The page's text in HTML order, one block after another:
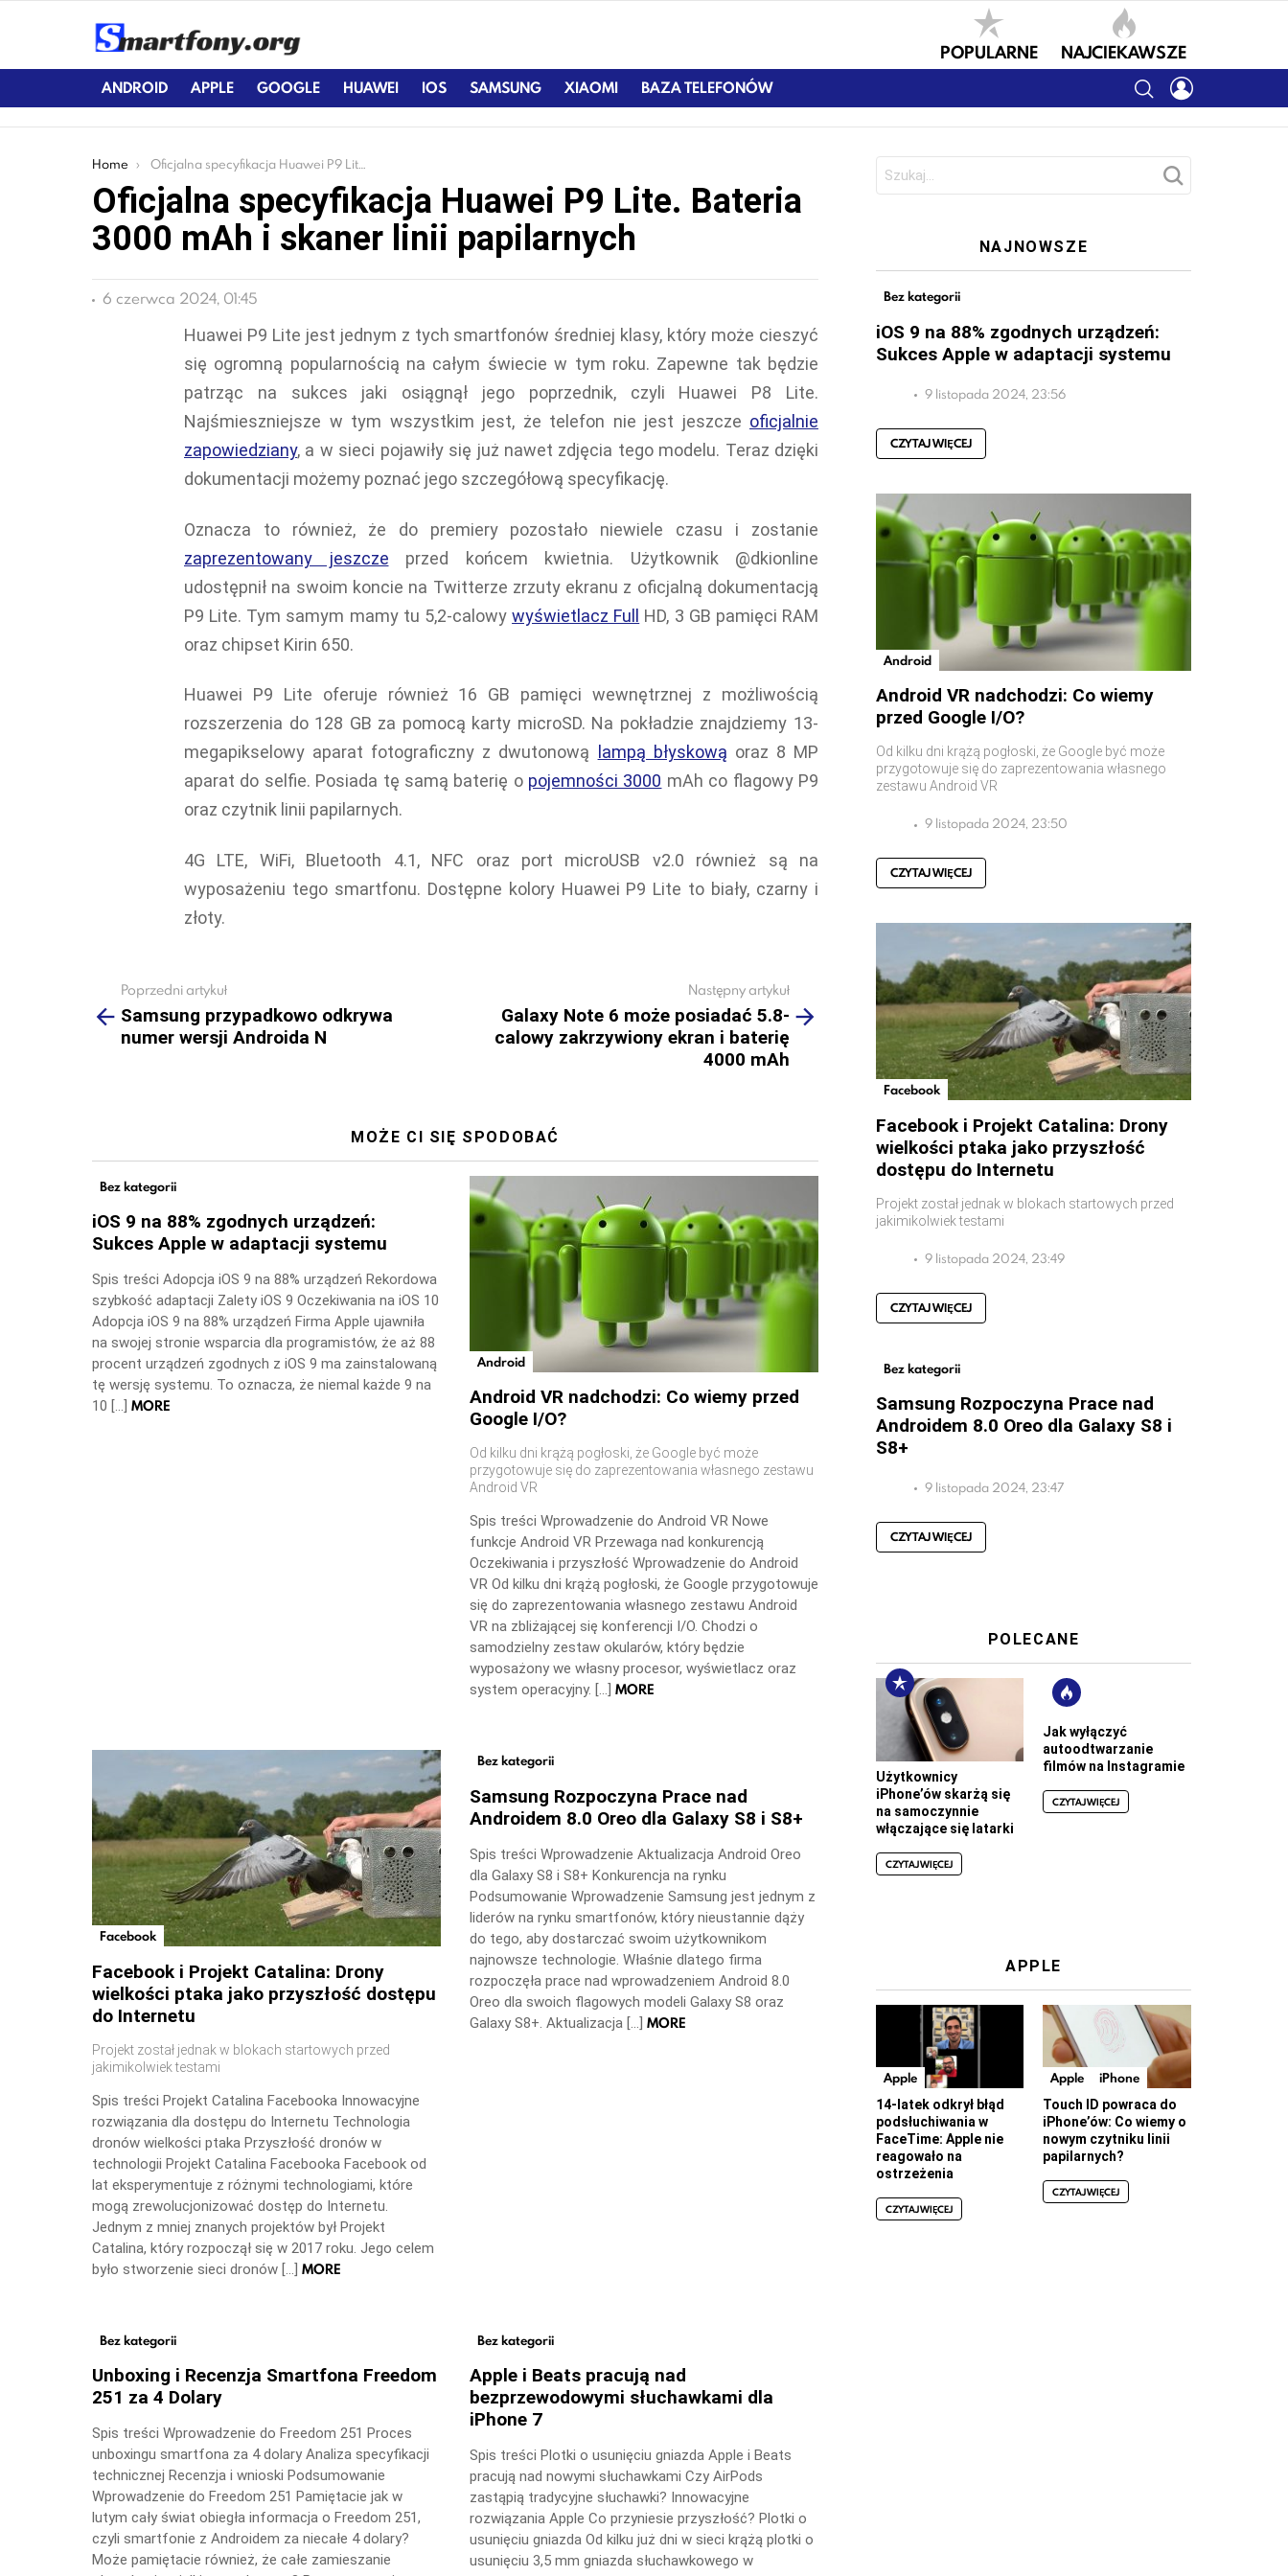
POPULARNE NAJCIEKAWSZE
ANDROID APPLE GOOGLE HUAWEI IOS SAMSUNG XIAOMI BAZA TELEFONÓW SEARCH
You are here:
Home Oficjalna specyfikacja Huawei P9 Lite. Bateria 3000 mAh i skaner linii papilarnych
Oficjalna specyfikacja Huawei P9 Lite. Bateria
3000 mAh i skaner linii papilarnych
6 czerwca 2024, 01:45
Huawei P9 Lite jest jednym z tych smartfonów średniej klasy, który może cieszyć
się ogromną popularnością na całym świecie w tym roku. Zapewne tak będzie
patrząc na sukces jaki osiągnął jego poprzednik, czyli Huawei P8 Lite.
Najśmieszniejsze w tym wszystkim jest, że telefon nie jest jeszcze oficjalnie
zapowiedziany, a w sieci pojawiły się już nawet zdjęcia tego modelu. Teraz dzięki
dokumentacji możemy poznać jego szczegółową specyfikację.
Oznacza to również, że do premiery pozostało niewiele czasu i zostanie
zaprezentowany jeszcze przed końcem kwietnia. Użytkownik @dkionline
udostępnił na swoim koncie na Twitterze zrzuty ekranu z oficjalną dokumentacją
P9 Lite. Tym samym mamy tu 5,2-calowywyświetlacz Full HD, 3 GB pamięci RAM
oraz chipset Kirin 650.
Huawei P9 Lite oferuje również 16 GB pamięci wewnętrznej z możliwością
rozszerzenia do 128 GB za pomocą karty microSD. Na pokładzie znajdziemy 13-
megapikselowy aparat fotograficzny z dwutonową
lampą błyskową oraz 8 MP
aparat do selfie. Posiada tę samą baterię o pojemności 3000 mAh co flagowy P9
oraz czytnik linii papilarnych.
4G LTE, WiFi, Bluetooth 4.1, NFC oraz port microUSB v2.0 również są na
wyposażeniu tego smartfonu. Dostępne kolory Huawei P9 Lite to biały, czarny i
złoty.
more
Poprzedni artykuł
Samsung przypadkowo odkrywa
numer wersji Androida N
Następny artykuł
Galaxy Note 6 może posiadać 5.8-
calowy zakrzywiony ekran i baterię
4000 mAh
MOŻE CI SIĘ SPODOBAĆ
Bez kategorii
iOS 9 na 88% zgodnych urządzeń:
Sukces Apple w adaptacji systemu
Spis treści Adopcja iOS 9 na 88% urządzeń Rekordowa
szybkość adaptacji Zalety iOS 9 Oczekiwania na iOS 10
Adopcja iOS 9 na 88% urządzeń Firma Apple ujawniła
na swojej stronie wsparcia dla programistów, że aż 88
procent urządzeń zgodnych z iOS 9 ma zainstalowaną
tę wersję systemu. To oznacza, że niemal każde 9 na
10 […] MORE
Android
Android VR nadchodzi: Co wiemy przed
Google I/O?
Od kilku dni krążą pogłoski, że Google być może
przygotowuje się do zaprezentowania własnego zestawu
Android VR
Spis treści Wprowadzenie do Android VR Nowe
funkcje Android VR Przewaga nad konkurencją
Oczekiwania i przyszłość Wprowadzenie do Android
VR Od kilku dni krążą pogłoski, że Google przygotowuje
się do zaprezentowania własnego zestawu Android
VR na zbliżającej się konferencji I/O. Chodzi o
samodzielny zestaw okularów, który będzie
wyposażony we własny procesor, wyświetlacz oraz
system operacyjny. […] MORE
Facebook
Facebook i Projekt Catalina: Drony
wielkości ptaka jako przyszłość dostępu
do Internetu
Projekt został jednak w blokach startowych przed
jakimikolwiek testami
Spis treści Projekt Catalina Facebooka Innowacyjne
rozwiązania dla dostępu do Internetu Technologia
dronów wielkości ptaka Przyszłość dronów w
technologii Projekt Catalina Facebooka Facebook od
lat eksperymentuje z różnymi technologiami, które
mogą zrewolucjonizować dostęp do Internetu.
Jednym z mniej znanych projektów był Projekt
Catalina, który rozpoczął się w 2017 roku. Jego celem
było stworzenie sieci dronów […] MORE
Bez kategorii
Samsung Rozpoczyna Prace nad
Androidem 8.0 Oreo dla Galaxy S8 i S8+
Spis treści Wprowadzenie Aktualizacja Android Oreo
dla Galaxy S8 i S8+ Konkurencja na rynku
Podsumowanie Wprowadzenie Samsung jest jednym z
liderów na rynku smartfonów, który nieustannie dąży
do tego, aby dostarczać swoim użytkownikom
najnowsze technologie. Właśnie dlatego firma
rozpoczęła prace nad wprowadzeniem Android 8.0
Oreo dla swoich flagowych modeli Galaxy S8 oraz
Galaxy S8+. Aktualizacja […] MORE
Bez kategorii
Unboxing i Recenzja Smartfona Freedom
251 za 4 Dolary
Spis treści Wprowadzenie do Freedom 251 Proces
unboxingu smartfona za 4 dolary Analiza specyfikacji
technicznej Recenzja i wnioski Podsumowanie
Wprowadzenie do Freedom 251 Pamiętacie jak w
lutym cały świat obiegła informacja o Freedom 251,
czyli smartfonie z Androidem za niecałe 4 dolary?
Może pamiętacie również, że całe zamieszanie
Bez kategorii
Apple i Beats pracują nad
bezprzewodowymi słuchawkami dla
iPhone 7
Spis treści Plotki o usunięciu gniazda Apple i Beats
pracują nad nowymi słuchawkami Czy AirPods
zastąpią tradycyjne słuchawki? Innowacyjne
rozwiązania Apple Co przyniesie przyszłość? Plotki o
usunięciu gniazda Od kilku już dni w sieci krążą plotki o
usunięciu 3,5 mm gniazda słuchawkowego w
NAJNOWSZE
Bez kategorii
iOS 9 na 88% zgodnych urządzeń:
Sukces Apple w adaptacji systemu
9 listopada 2024, 23:56
CZYTAJ WIĘCEJ
Android
Android VR nadchodzi: Co wiemy
przed Google I/O?
Od kilku dni krążą pogłoski, że Google być może
przygotowuje się do zaprezentowania własnego
zestawu Android VR
9 listopada 2024, 23:50
CZYTAJ WIĘCEJ
Facebook
Facebook i Projekt Catalina: Drony
wielkości ptaka jako przyszłość
dostępu do Internetu
Projekt został jednak w blokach startowych przed
jakimikolwiek testami
9 listopada 2024, 23:49
CZYTAJ WIĘCEJ
Bez kategorii
Samsung Rozpoczyna Prace nad
Androidem 8.0 Oreo dla Galaxy S8 i
S8+
9 listopada 2024, 23:47
CZYTAJ WIĘCEJ
POLECANE
Użytkownicy
iPhone’ów skarżą się
na samoczynnie
włączające się latarki
CZYTAJ WIĘCEJ
Jak wyłączyć
autoodtwarzanie
filmów na Instagramie
CZYTAJ WIĘCEJ
APPLE
Apple
14-latek odkrył błąd
podsłuchiwania w
FaceTime: Apple nie
reagowało na
ostrzeżenia
CZYTAJ WIĘCEJ
Apple iPhone
Touch ID powraca do
iPhone’ów: Co wiemy o
nowym czytniku linii
papilarnych?
CZYTAJ WIĘCEJ